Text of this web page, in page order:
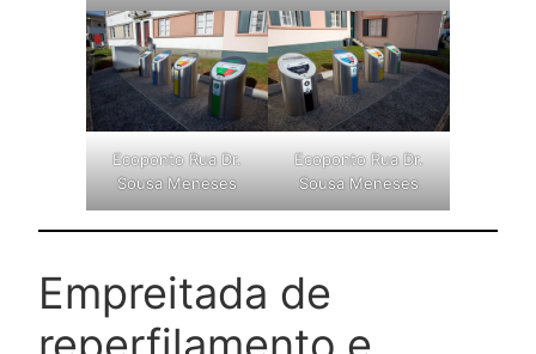
Ecoponto Rua Dr.
Sousa Meneses
Ecoponto Rua Dr.
Sousa Meneses
Empreitada de